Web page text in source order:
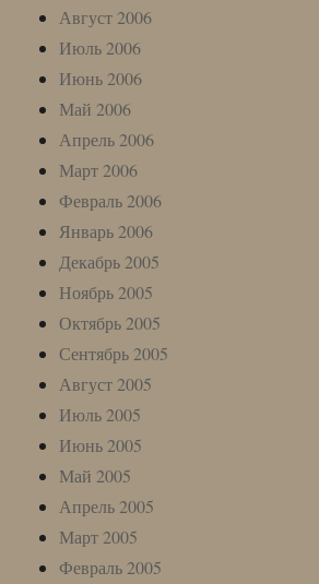
Август 2006
Июль 2006
Июнь 2006
Май 2006
Апрель 2006
Март 2006
Февраль 2006
Январь 2006
Декабрь 2005
Ноябрь 2005
Октябрь 2005
Сентябрь 2005
Август 2005
Июль 2005
Июнь 2005
Май 2005
Апрель 2005
Март 2005
Февраль 2005